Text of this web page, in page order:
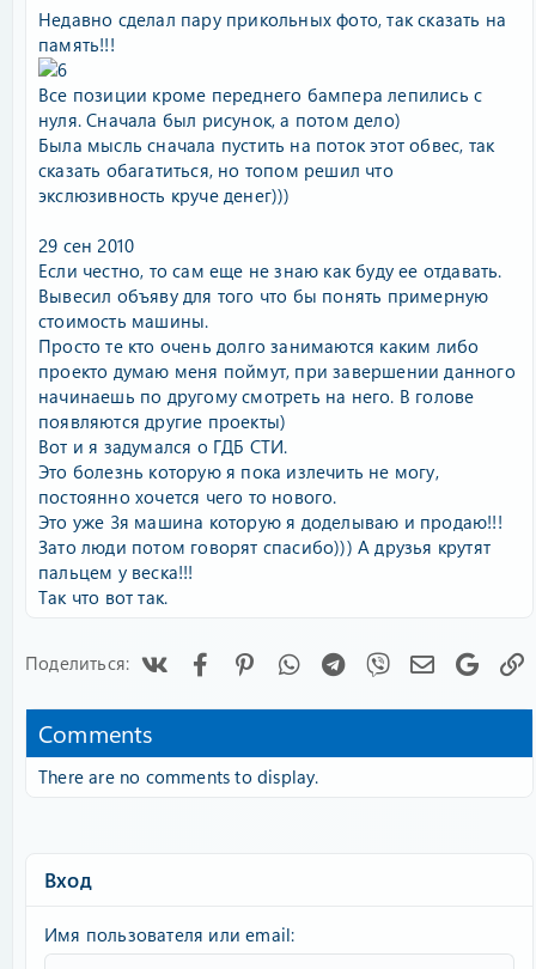
Недавно сделал пару прикольных фото, так сказать на
память!!!
Все позиции кроме переднего бампера лепились с
нуля. Сначала был рисунок, а потом дело)
Была мысль сначала пустить на поток этот обвес, так
сказать обагатиться, но топом решил что
экслюзивность круче денег)))
29 сен 2010
Если честно, то сам еще не знаю как буду ее отдавать.
Вывесил объяву для того что бы понять примерную
стоимость машины.
Просто те кто очень долго занимаются каким либо
проекто думаю меня поймут, при завершении данного
начинаешь по другому смотреть на него. В голове
появляются другие проекты)
Вот и я задумался о ГДБ СТИ.
Это болезнь которую я пока излечить не могу,
постоянно хочется чего то нового.
Это уже 3я машина которую я доделываю и продаю!!!
Зато люди потом говорят спасибо))) А друзья крутят
пальцем у веска!!!
Так что вот так.
Поделиться: FacebookPinterestWhatsAppTelegram
Viber
Comments
There are no comments to display.
Вход
Имя пользователя или email